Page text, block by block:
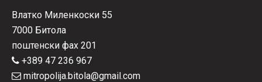
Влатко Миленкоски 55
7000 Битола
поштенски фах 201
+389 47 236 967
mitropolija.bitola@gmail.com